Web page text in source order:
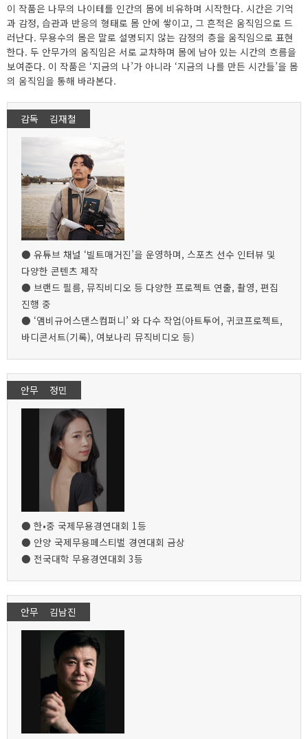
이 작품은 나무의 나이테를 인간의 몸에 비유하며 시작한다. 시간은 기억
과 감정, 습관과 반응의 형태로 몸 안에 쌓이고, 그 흔적은 움직임으로 드
러난다. 무용수의 몸은 말로 설명되지 않는 감정의 층을 움직임으로 표현
한다. 두 안무가의 움직임은 서로 교차하며 몸에 남아 있는 시간의 흐름을
보여준다. 이 작품은 ‘지금의 나’가 아니라 ‘지금의 나를 만든 시간들’을 몸
의 움직임을 통해 바라본다.
감독 김재철
● 유튜브 채널 ‘빌트매거진’을 운영하며, 스포츠 선수 인터뷰 및
다양한 콘텐츠 제작
● 브랜드 필름, 뮤직비디오 등 다양한 프로젝트 연출, 촬영, 편집
진행 중
● ‘앰비규어스댄스컴퍼니’ 와 다수 작업(아트투어, 귀코프로젝트,
바디콘서트(기록), 여보나리 뮤직비디오 등)
안무 정민
● 한•중 국제무용경연대회 1등
● 안양 국제무용페스티벌 경연대회 금상
● 전국대학 무용경연대회 3등
안무 김남진